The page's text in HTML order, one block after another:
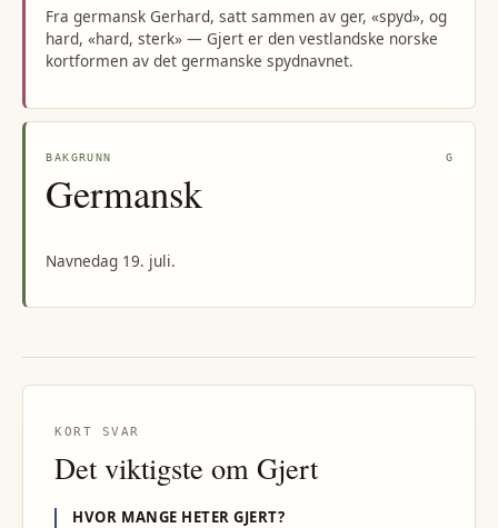
Fra germansk Gerhard, satt sammen av ger, «spyd», og
hard, «hard, sterk» — Gjert er den vestlandske norske
kortformen av det germanske spydnavnet.
BAKGRUNN G
Germansk
Navnedag 19. juli.
KORT SVAR
Det viktigste om Gjert
HVOR MANGE HETERGJERT?